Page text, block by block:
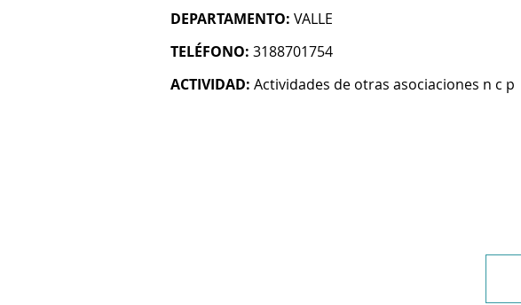
DEPARTAMENTO: VALLE
TELÉFONO: 3188701754
ACTIVIDAD: Actividades de otras asociaciones n c p